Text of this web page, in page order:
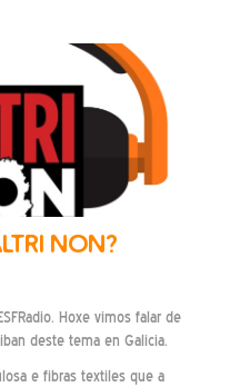
NON?
Hoxe vimos falar de
deste tema en Galicia.
e fibras textiles que a